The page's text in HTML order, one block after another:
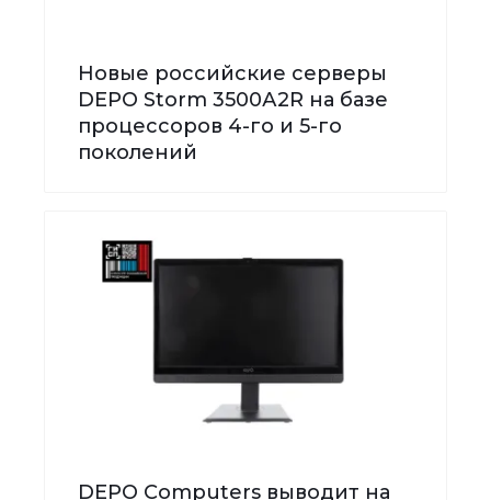
Новые российские серверы
DEPO Storm 3500А2R на базе
процессоров 4-го и 5-го
поколений
DEPO Computers выводит на